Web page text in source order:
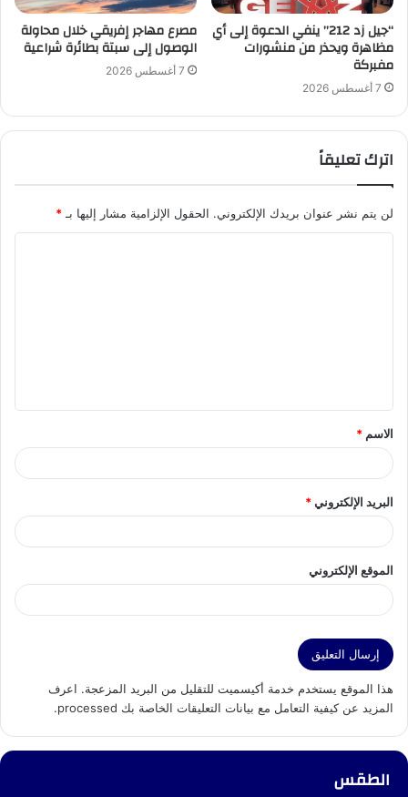
“جيل زد 212” ينفي الدعوة إلى أي
مظاهرة ويحذر من منشورات
مفبركة
7 أغسطس 2026
مصرع مهاجر إفريقي خلال محاولة
الوصول إلى سبتة بطائرة شراعية
7 أغسطس 2026
اترك تعليقاً
لن يتم نشر عنوان بريدك الإلكتروني. الحقول الإلزامية مشار إليها بـ*
ق
*
الاسم *
البريد الإلكتروني*
الموقع الإلكتروني
هذا الموقع يستخدم خدمة أكيسميت للتقليل من البريد المزعجة. اعرف
المزيد عن كيفية التعامل مع بيانات التعليقات الخاصة بك processed
.
الطقس